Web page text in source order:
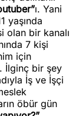
ı. Yani
yaşında
olan bir kanalı
7 kişi
için
İlginç bir şey
İş ve İşçi
öbür gün